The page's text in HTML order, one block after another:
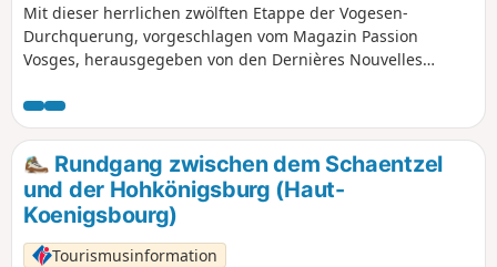
Mit dieser herrlichen zwölften Etappe der Vogesen-
Durchquerung, vorgeschlagen vom Magazin Passion
Vosges, herausgegeben von den Dernières Nouvelles
verschiedene Burgen, angefangen mit der
symbolträchtigen Haut-Koenigsbourg. Nach einem schönen
Abstecher in die Talmulde des Bergdorfs Thannenkirch
führt ein letzter Aufstieg zu der steilen und spektakulären
Anlage der drei Burgen, die die charmante Weinstadt
Ribeauvillé überragen, dem Endpunkt dieser 20 Kilometer.
Rundgang zwischen dem Schaentzel
und der Hohkönigsburg (Haut-
Koenigsbourg)
Tourismusinformation